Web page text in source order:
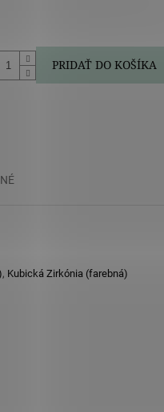
PRIDAŤ DO KOŠÍKA
, Kubická Zirkónia (farebná)